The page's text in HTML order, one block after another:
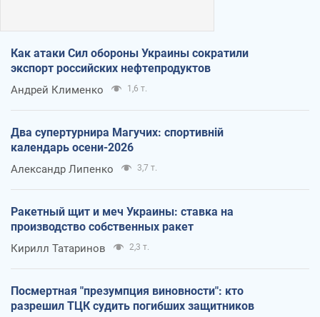
Как атаки Сил обороны Украины сократили
экспорт российских нефтепродуктов
Андрей Клименко 1,6 т.
Два супертурнира Магучих: спортивній
календарь осени-2026
Александр Липенко 3,7 т.
Ракетный щит и меч Украины: ставка на
производство собственных ракет
Кирилл Татаринов 2,3 т.
Посмертная "презумпция виновности": кто
разрешил ТЦК судить погибших защитников